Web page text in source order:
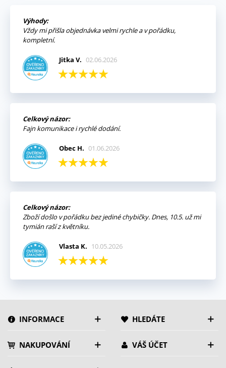
Výhody:
Vždy mi přišla objednávka velmi rychle a v pořádku,
kompletní.
Jitka V. 02.06.2026
Celkový názor:
Fajn komunikace i rychlé dodání.
Obec H. 01.06.2026
Celkový názor:
Zboží došlo v pořádku bez jediné chybičky. Dnes, 10.5. už mi
tymián raší z květníku.
Vlasta K. 10.05.2026
INFORMACE HLEDÁTE
NAKUPOVÁNÍ VÁŠ ÚČET